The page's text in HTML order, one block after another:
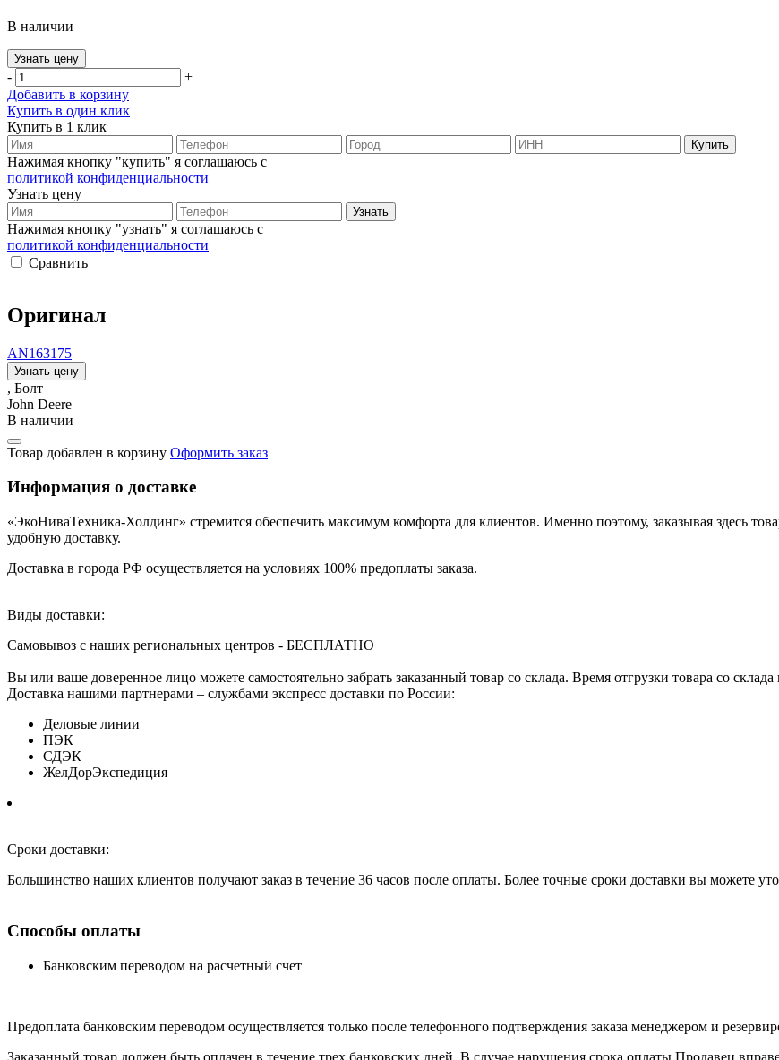
В наличии
Узнать цену
-
+
Добавить в корзину
Купить в один клик
Купить в 1 клик
Нажимая кнопку "купить" я соглашаюсь с
политикой конфиденциальности
Узнать цену
Нажимая кнопку "узнать" я соглашаюсь с
политикой конфиденциальности
Сравнить
Оригинал
AN163175
Узнать цену
, Болт
John Deere
В наличии
Товар добавлен в корзину Оформить заказ
Информация о доставке
«ЭкоНиваТехника-Холдинг» стремится обеспечить максимум комфорта для клиентов. Именно поэтому, заказывая здесь
удобную доставку.
Доставка в города РФ осуществляется на условиях 100% предоплаты заказа.
Виды доставки:
Самовывоз с наших региональных центров - БЕСПЛАТНО
Вы или ваше доверенное лицо можете самостоятельно забрать заказанный товар со склада. Время отгрузки товара со
Доставка нашими партнерами – службами экспресс доставки по России:
Деловые линии
ПЭК
СДЭК
ЖелДорЭкспедиция
Сроки доставки:
Большинство наших клиентов получают заказ в течение 36 часов после оплаты. Более точные сроки доставки вы можете
Способы оплаты
Банковским переводом на расчетный счет
Предоплата банковским переводом осуществляется только после телефонного подтверждения заказа менеджером и
Заказанный товар должен быть оплачен в течение трех банковских дней. В случае нарушения срока оплаты Продавец